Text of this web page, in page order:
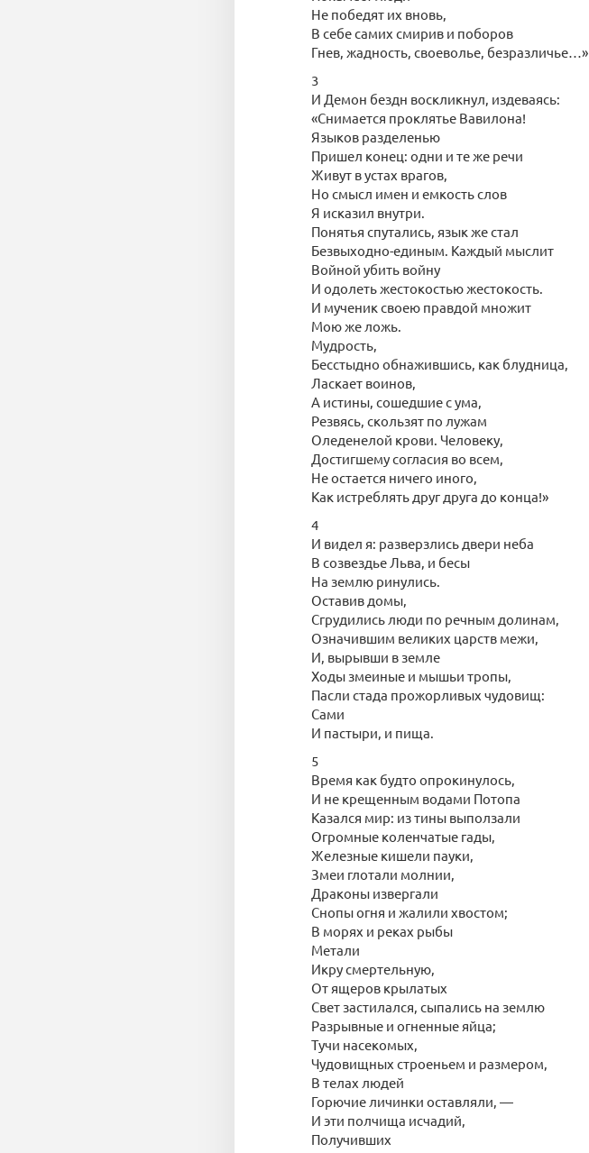
Не победят их вновь,
В себе самих смирив и поборов
Гнев, жадность, своеволье, безразличье…»
3
И Демон бездн воскликнул, издеваясь:
«Снимается проклятье Вавилона!
Языков разделенью
Пришел конец: одни и те же речи
Живут в устах врагов,
Но смысл имен и емкость слов
Я исказил внутри.
Понятья спутались, язык же стал
Безвыходно-единым. Каждый мыслит
Войной убить войну
И одолеть жестокостью жестокость.
И мученик своею правдой множит
Мою же ложь.
Мудрость,
Бесстыдно обнажившись, как блудница,
Ласкает воинов,
А истины, сошедшие с ума,
Резвясь, скользят по лужам
Оледенелой крови. Человеку,
Достигшему согласия во всем,
Не остается ничего иного,
Как истреблять друг друга до конца!»
4
И видел я: разверзлись двери неба
В созвездье Льва, и бесы
На землю ринулись.
Оставив домы,
Сгрудились люди по речным долинам,
Означившим великих царств межи,
И, вырывши в земле
Ходы змеиные и мышьи тропы,
Пасли стада прожорливых чудовищ:
Сами
И пастыри, и пища.
5
Время как будто опрокинулось,
И не крещенным водами Потопа
Казался мир: из тины выползали
Огромные коленчатые гады,
Железные кишели пауки,
Змеи глотали молнии,
Драконы извергали
Снопы огня и жалили хвостом;
В морях и реках рыбы
Метали
Икру смертельную,
От ящеров крылатых
Свет застилался, сыпались на землю
Разрывные и огненные яйца;
Тучи насекомых,
Чудовищных строеньем и размером,
В телах людей
Горючие личинки оставляли, —
И эти полчища исчадий,
Получивших